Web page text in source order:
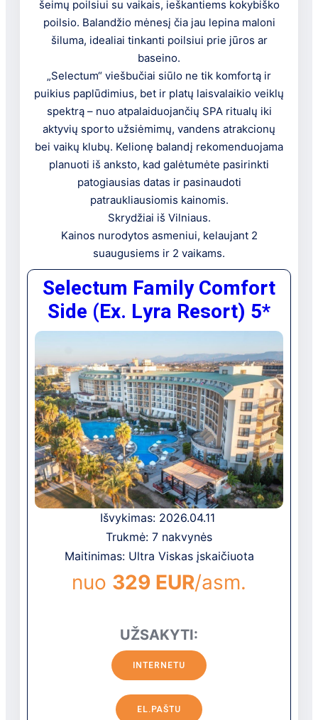
šeimų poilsiui su vaikais, ieškantiems kokybiško
poilsio. Balandžio mėnesį čia jau lepina maloni
šiluma, idealiai tinkanti poilsiui prie jūros ar
baseino.
„Selectum“ viešbučiai siūlo ne tik komfortą ir
puikius paplūdimius, bet ir platų laisvalaikio veiklų
spektrą – nuo atpalaiduojančių SPA ritualų iki
aktyvių sporto užsiėmimų, vandens atrakcionų
bei vaikų klubų. Kelionę balandį rekomenduojama
planuoti iš anksto, kad galėtumėte pasirinkti
patogiausias datas ir pasinaudoti
patraukliausiomis kainomis.
Skrydžiai iš Vilniaus.
Kainos nurodytos asmeniui, kelaujant 2
suaugusiems ir 2 vaikams.
Selectum Family Comfort
Side (Ex. Lyra Resort) 5*
Išvykimas: 2026.04.11
Trukmė: 7 nakvynės
Maitinimas: Ultra Viskas įskaičiuota
nuo 329 EUR/asm.
UŽSAKYTI:
INTERNETU
EL.PAŠTU